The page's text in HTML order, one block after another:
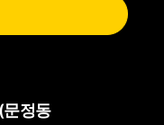
문정동